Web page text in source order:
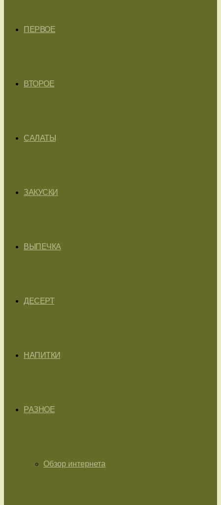
ПЕРВОЕ
ВТОРОЕ
САЛАТЫ
ЗАКУСКИ
ВЫПЕЧКА
ДЕСЕРТ
НАПИТКИ
РАЗНОЕ
Обзор интернета